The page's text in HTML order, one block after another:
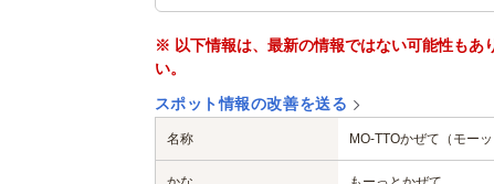
※ 以下情報は、最新の情報ではない可能性もあ
い。
スポット情報の改善を送る
名称 MO-TTOかぜて（モーッ